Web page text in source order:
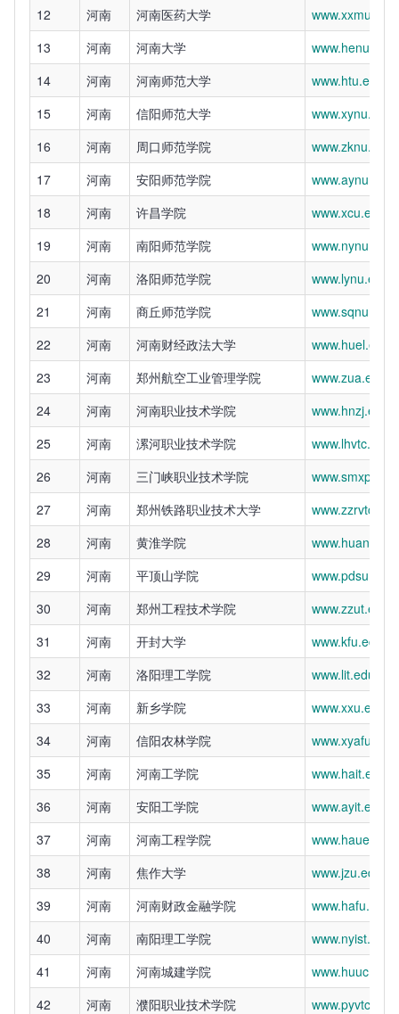
12
河南 河南医药大学
13
河南 河南大学
14
河南 河南师范大学
15
河南 信阳师范大学
16
河南 周口师范学院
17
河南 安阳师范学院
18
河南 许昌学院
19
河南 南阳师范学院
20
河南 洛阳师范学院
21
河南 商丘师范学院
22
河南 河南财经政法大学
23
河南 郑州航空工业管理学院
24
河南 河南职业技术学院
25
河南 漯河职业技术学院
26
河南 三门峡职业技术学院
27
河南 郑州铁路职业技术大学
28
河南 黄淮学院
29
河南 平顶山学院
30
河南 郑州工程技术学院
31
河南 开封大学
www.kfu.edu.cn
32
河南 洛阳理工学院
www.lit.edu.cn
33
河南 新乡学院
34
河南 信阳农林学院
35
河南 河南工学院
36
河南 安阳工学院
37
河南 河南工程学院
38
河南 焦作大学
www.jzu.edu.cn
39
河南 河南财政金融学院
40
河南 南阳理工学院
41
河南 河南城建学院
42
河南 濮阳职业技术学院